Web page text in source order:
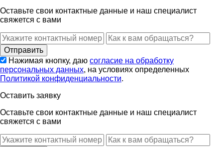
Оставьте свои контактные данные и наш специалист
свяжется с вами
Нажимая кнопку, даю согласие на обработку
персональных данных, на условиях определенных
Политикой конфиденциальности.
Оставить заявку
Оставьте свои контактные данные и наш специалист
свяжется с вами